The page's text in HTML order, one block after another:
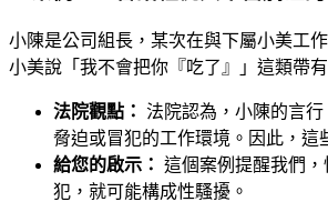
小陳是公司組長，某次在與下屬小美工
小美說「我不會把你『吃了』」這類帶
法院觀點： 法院認為，小陳的言
脅迫或冒犯的工作環境。因此，這
給您的啟示： 這個案例提醒我們
犯，就可能構成性騷擾。